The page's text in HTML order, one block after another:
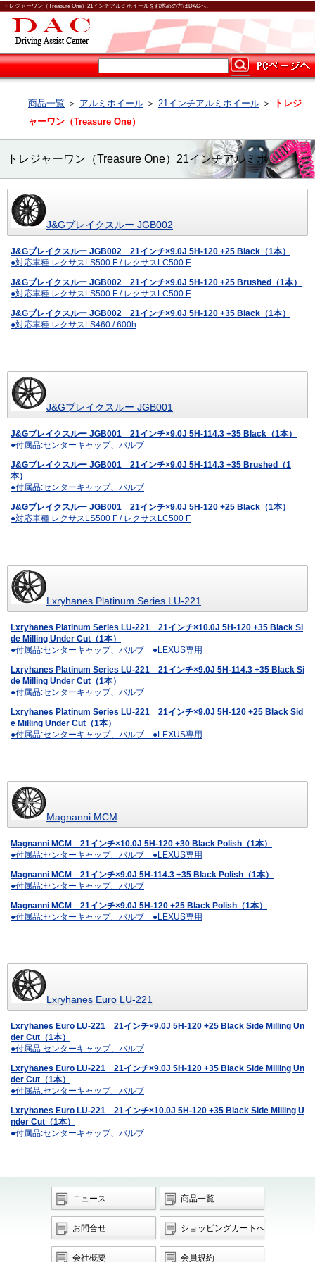
トレジャーワン（Treasure One）21インチアルミホイールをお求めの方はDACへ。
商品一覧 ＞ アルミホイール ＞ 21インチアルミホイール ＞
トレジ
ャーワン（Treasure One）
トレジャーワン（Treasure One）21インチアルミホ
イール
J&Gブレイクスルー JGB002
J&Gブレイクスルー JGB002 21インチ×9.0J 5H-120 +25 Black（1本）
●対応車種 レクサスLS500 F / レクサスLC500 F
J&Gブレイクスルー JGB002 21インチ×9.0J 5H-120 +25 Brushed（1本）
●対応車種 レクサスLS500 F / レクサスLC500 F
J&Gブレイクスルー JGB002 21インチ×9.0J 5H-120 +35 Black（1本）
●対応車種 レクサスLS460 / 600h
J&Gブレイクスルー JGB001
J&Gブレイクスルー JGB001 21インチ×9.0J 5H-114.3 +35 Black（1本）
●付属品:センターキャップ、バルブ
J&Gブレイクスルー JGB001 21インチ×9.0J 5H-114.3 +35 Brushed（1
本）
●付属品:センターキャップ、バルブ
J&Gブレイクスルー JGB001 21インチ×9.0J 5H-120 +25 Black（1本）
●対応車種 レクサスLS500 F / レクサスLC500 F
Lxryhanes Platinum Series LU-221
Lxryhanes Platinum Series LU-221 21インチ×10.0J 5H-120 +35 Black Si
de Milling Under Cut（1本）
●付属品:センターキャップ、バルブ ●LEXUS専用
Lxryhanes Platinum Series LU-221 21インチ×9.0J 5H-114.3 +35 Black Si
de Milling Under Cut（1本）
●付属品:センターキャップ、バルブ
Lxryhanes Platinum Series LU-221 21インチ×9.0J 5H-120 +25 Black Sid
e Milling Under Cut（1本）
●付属品:センターキャップ、バルブ ●LEXUS専用
Magnanni MCM
Magnanni MCM 21インチ×10.0J 5H-120 +30 Black Polish（1本）
●付属品:センターキャップ、バルブ ●LEXUS専用
Magnanni MCM 21インチ×9.0J 5H-114.3 +35 Black Polish（1本）
●付属品:センターキャップ、バルブ
Magnanni MCM 21インチ×9.0J 5H-120 +25 Black Polish（1本）
●付属品:センターキャップ、バルブ ●LEXUS専用
Lxryhanes Euro LU-221
Lxryhanes Euro LU-221 21インチ×9.0J 5H-120 +25 Black Side Milling Un
der Cut（1本）
●付属品:センターキャップ、バルブ
Lxryhanes Euro LU-221 21インチ×9.0J 5H-120 +35 Black Side Milling Un
der Cut（1本）
●付属品:センターキャップ、バルブ
Lxryhanes Euro LU-221 21インチ×10.0J 5H-120 +35 Black Side Milling U
nder Cut（1本）
●付属品:センターキャップ、バルブ
ニュース 商品一覧
お問合せ ショッピングカートへ
会社概要 会員規約